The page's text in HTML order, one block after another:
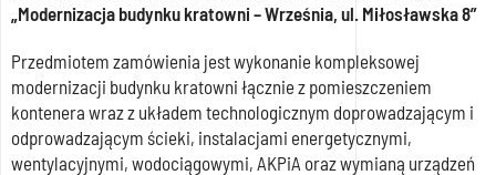
„Modernizacja budynku kratowni – Września, ul. Miłosławska 8”
Przedmiotem zamówienia jest wykonanie kompleksowej
modernizacji budynku kratowni łącznie z pomieszczeniem
kontenera wraz z układem technologicznym doprowadzającym i
odprowadzającym ścieki, instalacjami energetycznymi,
wentylacyjnymi, wodociągowymi, AKPiA oraz wymianą urządzeń